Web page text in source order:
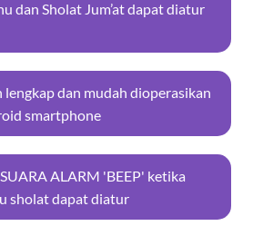
dan Sholat Jum’at dapat diatur
lengkap dan mudah dioperasikan
smartphone
ALARM 'BEEP' ketika
sholat dapat diatur